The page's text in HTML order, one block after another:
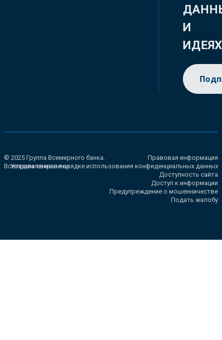
И
ИДЕЯХ
© 2025 Группа Всемирного банка.
Все права сохранены.
Правовая информация
Уведомление о порядке использования конфиденциальных данных
Доступность сайта
Доступ к информации
Предупреждение о мошенничестве
Подать жалобу